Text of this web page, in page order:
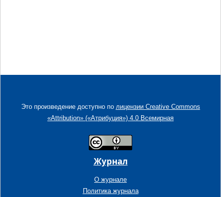
Это произведение доступно по лицензии Creative Commons
«Attribution» («Атрибуция») 4.0 Всемирная
Журнал
О журнале
Политика журнала